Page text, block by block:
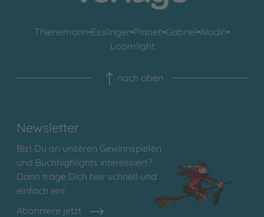
Thienemann•Esslinger•Planet!•Gabriel•Aladin•
Loomlight
nach oben
Newsletter
Bist Du an unseren Gewinnspielen
und Buchhighlights interessiert?
Dann trage Dich hier schnell und
einfach ein!
Abonniere jetzt